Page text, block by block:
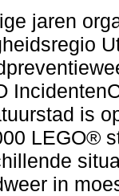
jaren
is
LEGO®
in